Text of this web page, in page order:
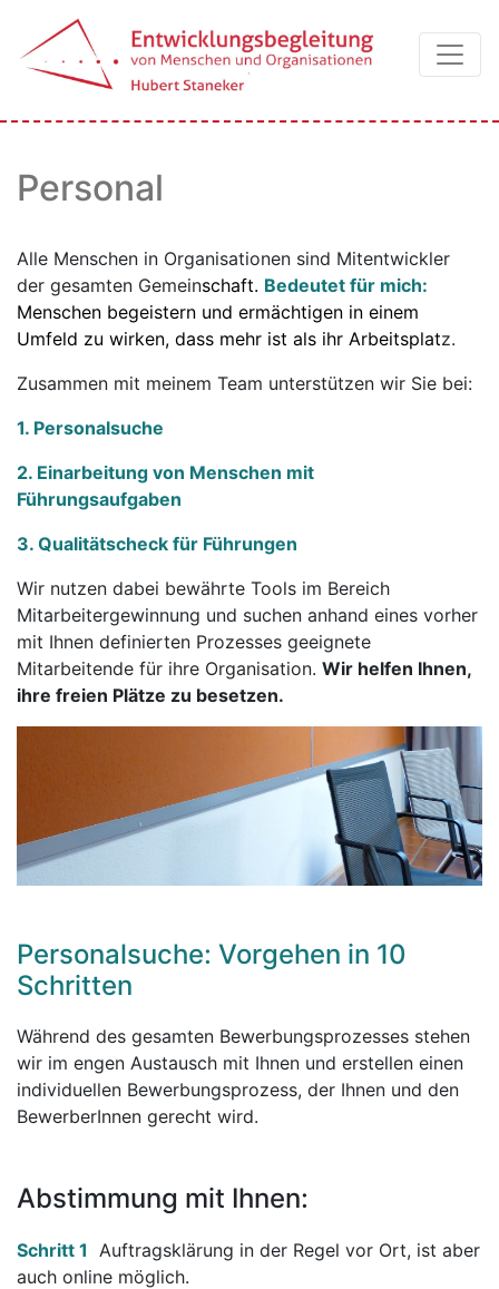
Personal
Alle Menschen in Organisationen sind Mitentwickler
der gesamten Gemeinschaft. Bedeutet für mich:
Menschen begeistern und ermächtigen in einem
Umfeld zu wirken, dass mehr ist als ihr Arbeitsplatz.
Zusammen mit meinem Team unterstützen wir Sie bei:
1. Personalsuche
2. Einarbeitung von Menschen mit
Führungsaufgaben
3. Qualitätscheck für Führungen
Wir nutzen dabei bewährte Tools im Bereich
Mitarbeitergewinnung und suchen anhand eines vorher
mit Ihnen definierten Prozesses geeignete
Mitarbeitende für ihre Organisation. Wir helfen Ihnen,
ihre freien Plätze zu besetzen.
Personalsuche: Vorgehen in 10
Schritten
Während des gesamten Bewerbungsprozesses stehen
wir im engen Austausch mit Ihnen und erstellen einen
individuellen Bewerbungsprozess, der Ihnen und den
BewerberInnen gerecht wird.
Abstimmung mit Ihnen:
Schritt 1
Auftragsklärung in der Regel vor Ort, ist aber
auch online möglich.